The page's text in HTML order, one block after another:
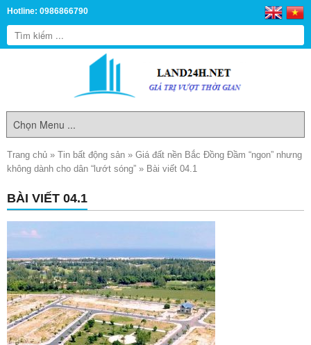
Hotline: 0986866790
Trang chủ » Tin bất động sản » Giá đất nền Bắc Đồng Đầm “ngon” nhưng
không dành cho dân “lướt sóng” » Bài viết 04.1
BÀI VIẾT 04.1